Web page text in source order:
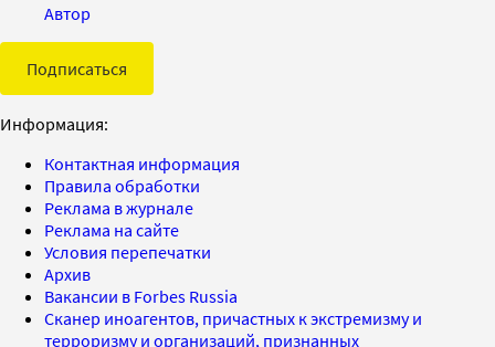
Автор
Подписаться
Информация:
Контактная информация
Правила обработки
Реклама в журнале
Реклама на сайте
Условия перепечатки
Архив
Вакансии в Forbes Russia
Сканер иноагентов, причастных к экстремизму и
терроризму и организаций, признанных